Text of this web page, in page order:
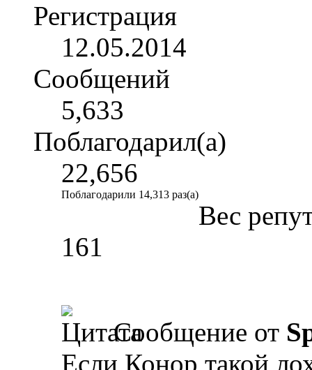
Регистрация
12.05.2014
Сообщений
5,633
Поблагодарил(а)
22,656
Поблагодарили 14,313 раз(а)
Вес
161
Сообщение от
Если Конор такой